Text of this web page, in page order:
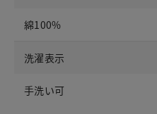
綿100%
洗濯表示
手洗い可